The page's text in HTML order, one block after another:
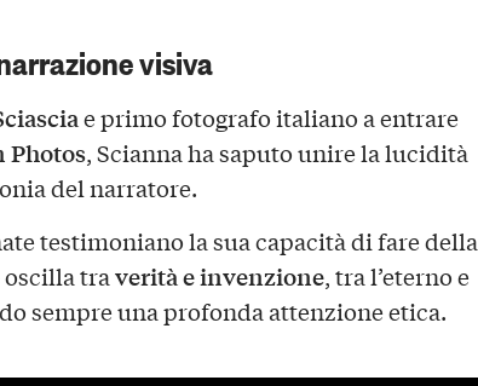
visiva
e primo fotografo italiano a entrare
Photos, Scianna ha saputo unire la lucidità
del narratore.
testimoniano la sua capacità di fare della
oscilla traverità e invenzione, tra l’eterno e
sempre una profonda attenzione etica.